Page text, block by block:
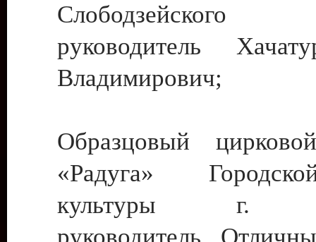
руководитель
Владимирович;
Образцовый
«Радуга»
культуры г.